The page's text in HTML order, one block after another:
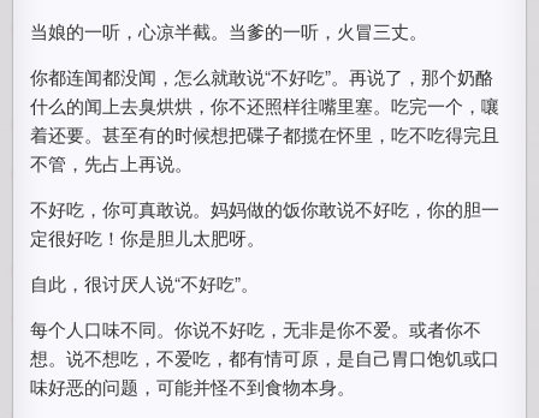
当娘的一听，心凉半截。当爹的一听，火冒三丈。
你都连闻都没闻，怎么就敢说“不好吃”。再说了，那个奶酪
什么的闻上去臭烘烘，你不还照样往嘴里塞。吃完一个，嚷
着还要。甚至有的时候想把碟子都揽在怀里，吃不吃得完且
不管，先占上再说。
不好吃，你可真敢说。妈妈做的饭你敢说不好吃，你的胆一
定很好吃！你是胆儿太肥呀。
自此，很讨厌人说“不好吃”。
每个人口味不同。你说不好吃，无非是你不爱。或者你不
想。说不想吃，不爱吃，都有情可原，是自己胃口饱饥或口
味好恶的问题，可能并怪不到食物本身。